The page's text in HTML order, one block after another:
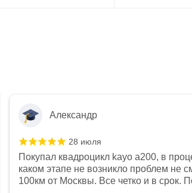
Александр
28 июля
Покупал квадроцикл kayo a200, в
каком этапе не возникло проблем не
100км от Москвы. Все четко и в срок.